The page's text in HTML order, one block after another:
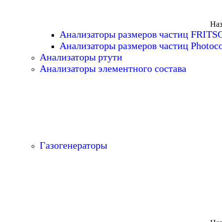
Анализаторы размеров частиц
Анализаторы размеров частиц
Анализаторы ртути
Анализаторы элементного состава
Газогенераторы